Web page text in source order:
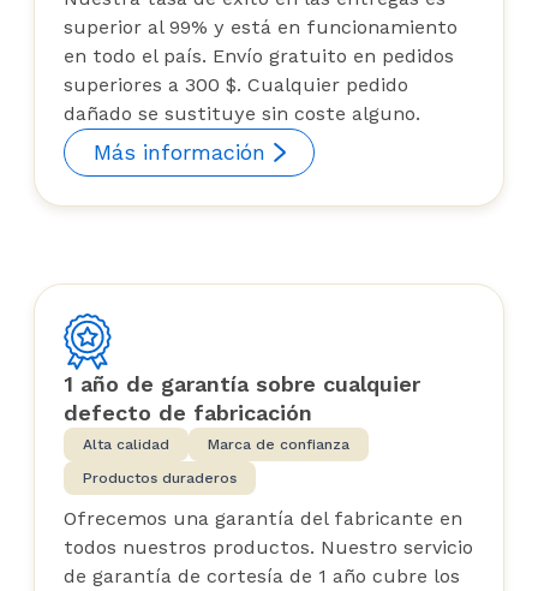
superior al 99% y está en funcionamiento
en todo el país. Envío gratuito en pedidos
superiores a 300 $. Cualquier pedido
dañado se sustituye sin coste alguno.
Más información
1 año de garantía sobre cualquier
defecto de fabricación
Alta calidad
Marca de confianza
Productos duraderos
Ofrecemos una garantía del fabricante en
todos nuestros productos. Nuestro servicio
de garantía de cortesía de 1 año cubre los